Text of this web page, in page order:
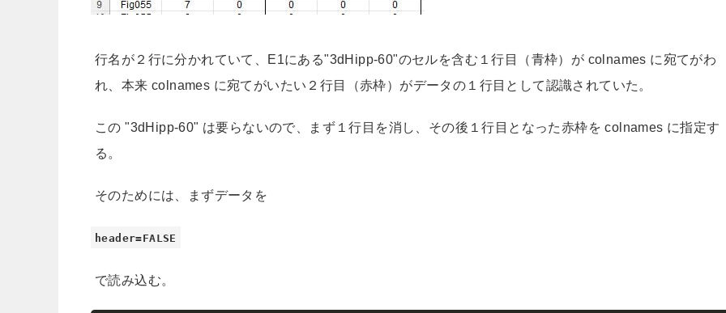
行名が２行に分かれていて、E1にある"3dHipp-60"のセルを含む１行目（青枠）が colnames に宛てがわ
れ、本来 colnames に宛てがいたい２行目（赤枠）がデータの１行目として認識されていた。
この "3dHipp-60" は要らないので、まず１行目を消し、その後１行目となった赤枠を colnames に指定す
る。
そのためには、まずデータを
header=FALSE
で読み込む。